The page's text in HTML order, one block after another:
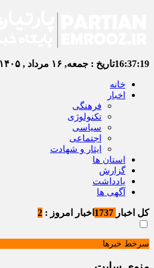
16:37:19تاریخ : جمعه, ۱۶ مرداد , ۱۴۰۵
خانه
اخبار
فرهنگی
تکنولوژی
سیاسی
اجتماعی
ایثار و شهادت
استان ها
گزارش
یادداشت
آگهی ها
کل اخبار اخبار امروز : 2
سرخط خبرها